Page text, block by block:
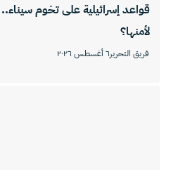
قواعد إسرائيلية على تخوم
لأمنها؟
فريق التحرير٦ أغسطس ٢٠٢٦